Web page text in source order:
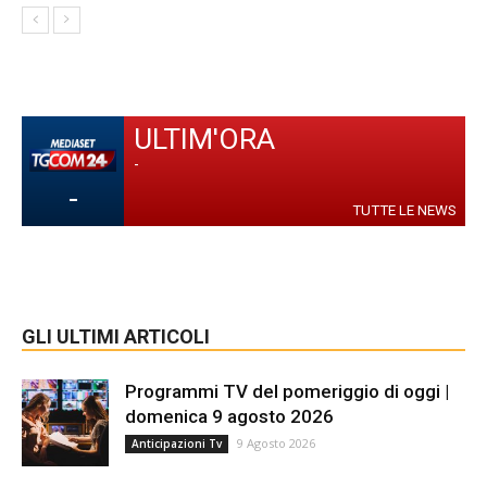
-
ULTIM'ORA
-
TUTTE LE NEWS
GLI ULTIMI ARTICOLI
Programmi TV del pomeriggio di oggi |
domenica 9 agosto 2026
Anticipazioni Tv 9 Agosto 2026